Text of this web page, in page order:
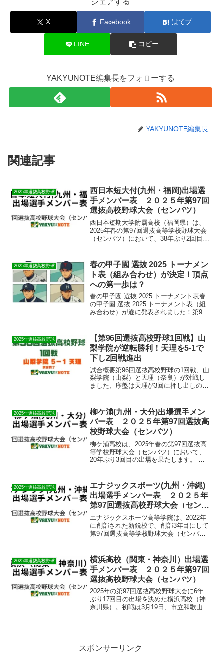
X Facebook はてブ
LINE コピー
YAKYUNOTE編集長をフォローする
YAKYUNOTE編集長
関連記事
2025年選抜高校野球
西日本短大付(九州・福岡)出場選
手メンバー表 ２０２５年第97回
選抜高校野球大会（センバツ）
​西日本短期大学附属高校（福岡県）は、
2025年春の第97回選抜高等学校野球大会
（センバツ）において、38年ぶり2回目の
場に向けてクラウドファンディングを通
じて応援...
2025年選抜高校野球
春の甲子園 選抜 2025 トーナメン
ト表（組み合わせ）が決定！頂点
への第一歩は？
春の甲子園 選抜 2025 トーナメント表春
の甲子園 選抜 2025 トーナメント表（組
み合わせ）が遂に発表されました！第97
全32校の初戦カードが決定。開幕戦は
大...
2025年選抜高校野球
【第96回選抜高校野球1回戦】山
梨学院が逆転勝利！天理を5-1で
下し2回戦進出
試合概要第96回選抜高校野球の1回戦、山
梨学院（山梨）と天理（奈良）が対戦し
ました。序盤は天理が3回に押し出しの死
ツーベースで逆転すると、6回にも押し出
し四球で追加...
2025年選抜高校野球
柳ケ浦(九州・大分)出場選手メン
バー表 ２０２５年第97回選抜高
校野球大会（センバツ）
​柳ケ浦高校は、2025年春の第97回選抜高
等学校野球大会（センバツ）において、
20年ぶり3回目の出場を果たします。 ​同
守備と継投策で勝ち上がりました。 ​3月7
日...
2025年選抜高校野球
エナジックスポーツ(九州・沖縄)
出場選手メンバー表 ２０２５年
第97回選抜高校野球大会（センバ
ツ）
​エナジックスポーツ高等学院は、2022年
に創部された新鋭校で、創部3年目にして
第97回選抜高等学校野球大会（センバ
しました。 ​同校はノーサイン野球を採用
し、選手...
2025年選抜高校野球
横浜高校（関東・神奈川）出場選
手メンバー表 ２０２５年第97回
選抜高校野球大会（センバツ）
2025年の第97回選抜高校野球大会に6年
ぶり17回目の出場を決めた横浜高校（神
奈川県）。初戦は3月19日、市立和歌山高
スポンサーリンク